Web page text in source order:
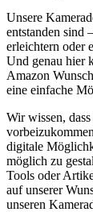
Unsere
entstanden sind
erleichtern oder
Und genau hier
Amazon
eine einfache
Wir wissen,
digitale
möglich zu
Tools oder
auf unserer
unseren